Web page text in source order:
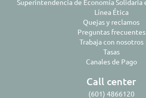
Superintendencia de Economía Solidaria
Línea Ética
Quejas y reclamos
Preguntas frecuentes
Trabaja con nosotros
Tasas
Canales de Pago
Call center
(601) 4866120